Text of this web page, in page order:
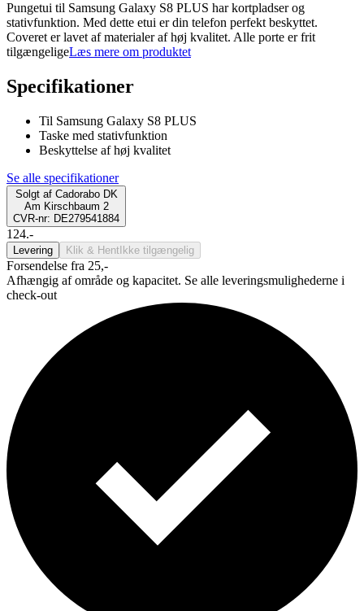
Pungetui til Samsung Galaxy S8 PLUS har kortpladser og
stativfunktion. Med dette etui er din telefon perfekt beskyttet.
Coveret er lavet af materialer af høj kvalitet. Alle porte er frit
tilgængeligeLæs mere om produktet
Specifikationer
Til Samsung Galaxy S8 PLUS
Taske med stativfunktion
Beskyttelse af høj kvalitet
Se alle specifikationer
Solgt af Cadorabo DK
Am Kirschbaum 2
CVR-nr: DE279541884
124.-
Levering Klik & Hent Ikke tilgængelig
Forsendelse fra 25,-
Afhængig af område og kapacitet. Se alle leveringsmulighederne i
check-out